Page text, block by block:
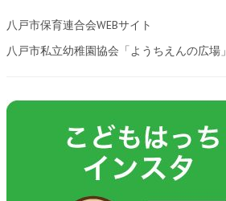
八戸市保育連合会WEBサイト
八戸市私立幼稚園協会「ようちえんの広場」